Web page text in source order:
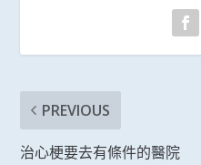
PREVIOUS
治心梗要去有條件的醫院